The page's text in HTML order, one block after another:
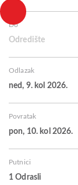
Do
Odredište
Odlazak
ned, 9. kol 2026.
Povratak
pon, 10. kol 2026.
Putnici
1 Odrasli